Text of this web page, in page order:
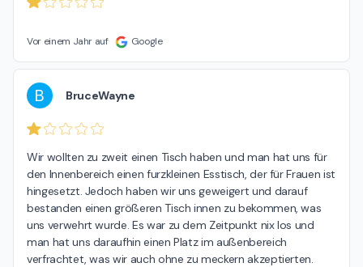
Vor einem Jahr auf Google
B BruceWayne
Wir wollten zu zweit einen Tisch haben und man hat uns für
den Innenbereich einen furzkleinen Esstisch, der für Frauen ist
hingesetzt. Jedoch haben wir uns geweigert und darauf
bestanden einen größeren Tisch innen zu bekommen, was
uns verwehrt wurde. Es war zu dem Zeitpunkt nix los und
man hat uns daraufhin einen Platz im außenbereich
verfrachtet, was wir auch ohne zu meckern akzeptierten.